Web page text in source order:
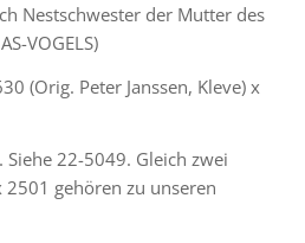
Nestschwester der Mutter des
VOGELS)
(Orig. Peter Janssen, Kleve) x
22-5049. Gleich zwei
2501 gehören zu unseren